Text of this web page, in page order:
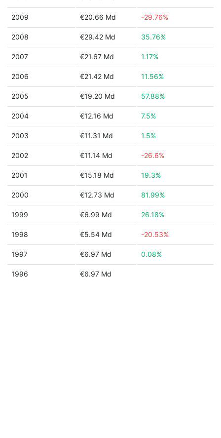
2009 €20.66 Md -29.76%
2008 €29.42 Md 35.76%
2007 €21.67 Md 1.17%
2006 €21.42 Md 11.56%
2005 €19.20 Md 57.88%
2004 €12.16 Md 7.5%
2003 €11.31 Md 1.5%
2002 €11.14 Md -26.6%
2001 €15.18 Md 19.3%
2000 €12.73 Md 81.99%
1999 €6.99 Md 26.18%
1998 €5.54 Md -20.53%
1997 €6.97 Md 0.08%
1996 €6.97 Md